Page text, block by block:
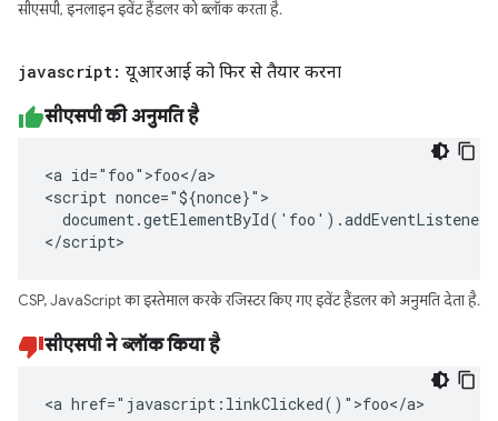
सीएसपी, इनलाइन इवेंट हैंडलर को ब्लॉक करता है.
javascript: यूआरआई को फिर से तैयार करना
सीएसपी की अनुमति है
<a id="foo">foo</a>
<script nonce="${nonce}">
</script>
CSP, JavaScript का इस्तेमाल करके रजिस्टर किए गए इवेंट हैंडलर को अनुमति देता है.
सीएसपी ने ब्लॉक किया है
<a href="javascript:linkClicked()">foo</a>